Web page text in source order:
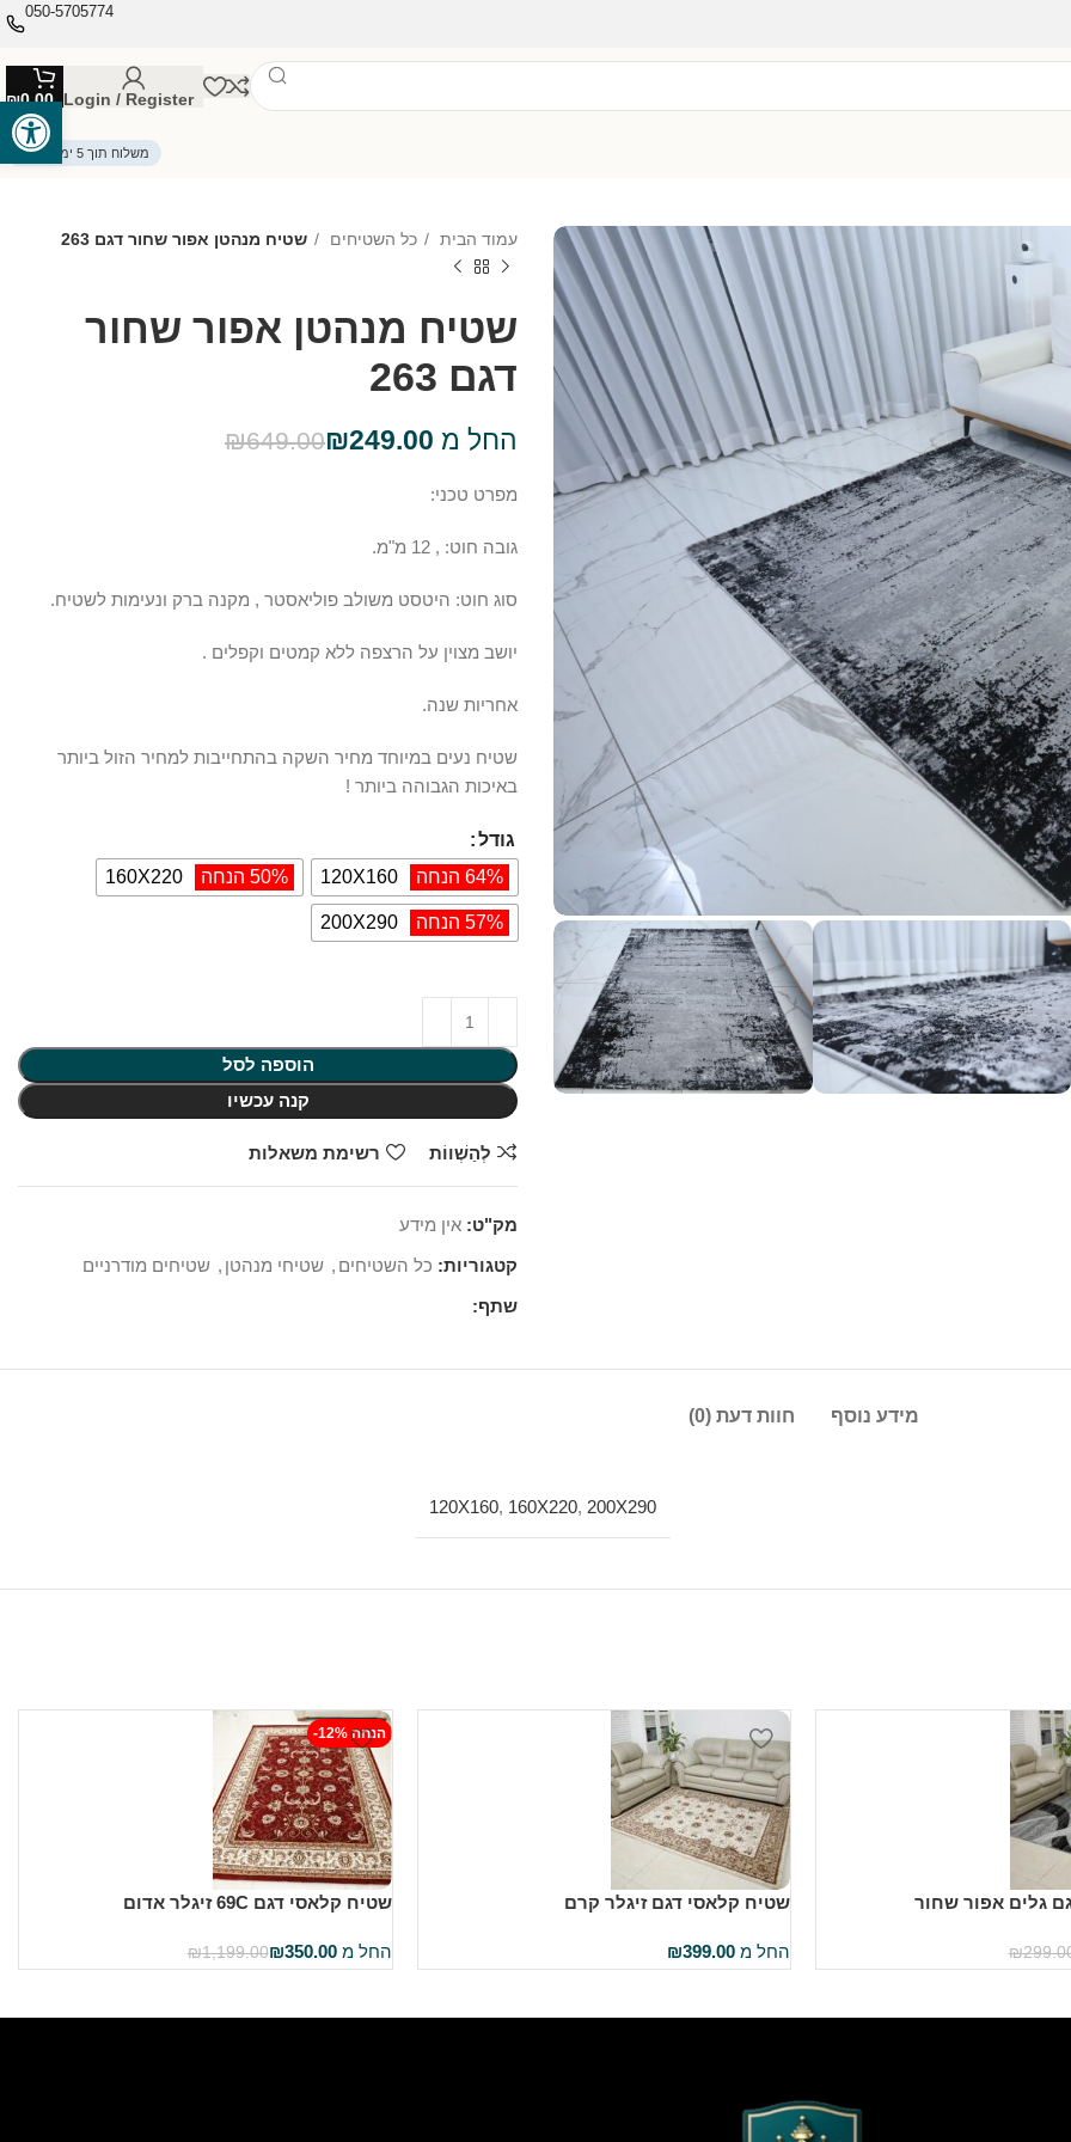
050-5705774
Login / Register
₪0.00
משלוח תוך 5 ימי עסקים
עמוד הבית כל השטיחים שטיח מנהטן אפור שחור דגם 263
שטיח מנהטן אפור שחור
דגם 263
החל מ ₪249.00
₪649.00
מפרט טכני:
גובה חוט: , 12 מ"מ.
סוג חוט: היטסט משולב פוליאסטר , מקנה ברק ונעימות לשטיח.
יושב מצוין על הרצפה ללא קמטים וקפלים .
אחריות שנה.
שטיח נעים במיוחד מחיר השקה בהתחייבות למחיר הזול ביותר
באיכות הגבוהה ביותר !
גודל
120X160
64% הנחה 160X220 50% הנחה
200X290 57% הנחה
הוספה לסל
קנה עכשיו
לְהַשְׁווֹת רשימת משאלות
מק"ט: אין מידע
קטגוריות: כל השטיחים , שטיחי מנהטן , שטיחים מודרניים
שתף:
מידע נוסף חוות דעת (0)
120X160, 160X220, 200X290
גלים אפור שחור
₪
שטיח קלאסי דגם זיגלר קרם
החל מ ₪399.00
-12% הנחה
שטיח קלאסי דגם 69C זיגלר אדום
החל מ ₪350.00
₪1,199.00
פתח